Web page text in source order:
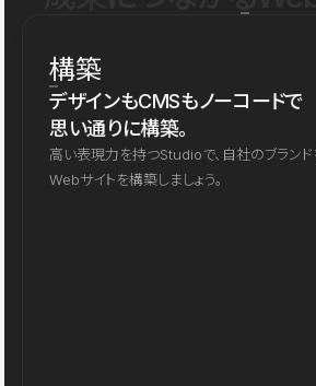
構築
デザインもCMSもノーコードで
思い通りに構築。
高い表現力を持つStudioで、自社のブラン
Webサイトを構築しましょう。